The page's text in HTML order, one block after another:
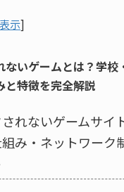
示]
ないゲームとは？学校
と特徴を完全解説
れないゲームサイ
み・ネットワーク